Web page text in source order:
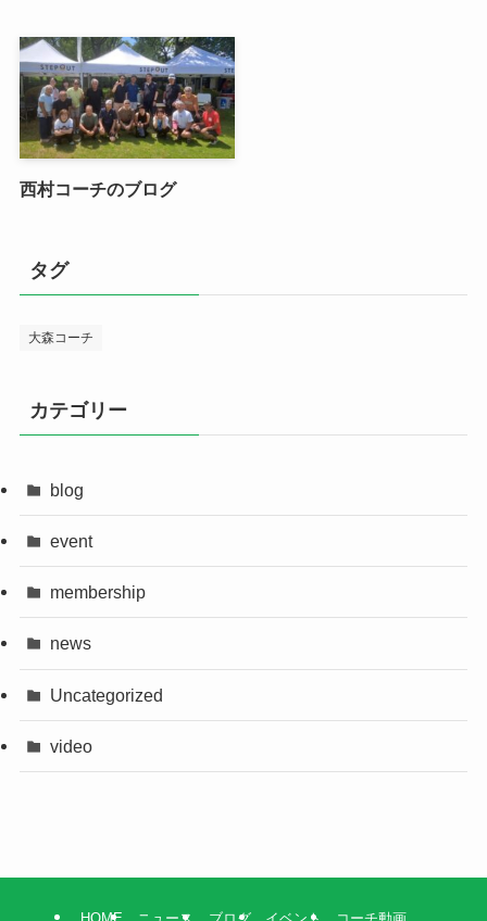
西村コーチのブログ
タグ
大森コーチ
カテゴリー
blog
event
membership
news
Uncategorized
video